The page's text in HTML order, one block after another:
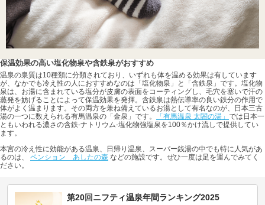
保温効果の高い塩化物泉や含鉄泉がおすすめ
温泉の泉質は10種類に分類されており、いずれも体を温める効果は有しています
が、なかでも冷え性の人におすすめなのは「塩化物泉」と「含鉄泉」です。塩化物
泉は、お湯に含まれている塩分が皮膚の表面をコーティングし、毛穴を塞いで汗の
蒸発を妨げることによって保温効果を発揮。含鉄泉は熱伝導率の良い鉄分の作用で
体がよく温まります。その両方を兼ね備えているお湯として有名なのが、日本三古
湯の一つに数えられる有馬温泉の「金泉」です。
「有馬温泉 太閤の湯」 では日本一
ともいわれる濃さの含鉄-ナトリウム-塩化物強塩泉を100％かけ流しで提供してい
ます。
本宮の冷え性に効能がある温泉、日帰り温泉、スーパー銭湯の中でも特に人気があ
るのは、 ペンション あしたの森 などの施設です。ぜひ一度は足を運んでみてく
ださい。
第20回ニフティ温泉年間ランキング2025